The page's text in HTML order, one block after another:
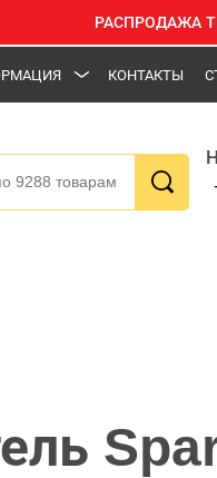
РАСПРОДАЖА
КОНТАКТЫ